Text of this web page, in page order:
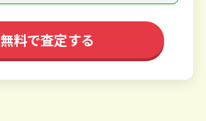
無料で査定する